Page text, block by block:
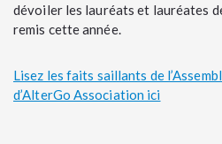
dévoiler les lauréats et lauréates
remis cette année.
Lisez les faits saillants de
d’AlterGo Association ici